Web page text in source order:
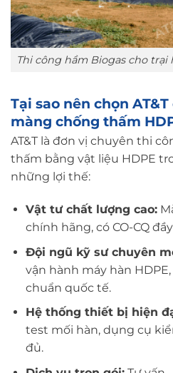
Thi công hầm Biogas cho trại
Tại sao nên chọn
màng chống thấm
AT&T là đơn vị chuyên thi
thấm bằng vật liệu HDPE
những lợi thế:
Vật tư chất lượng cao:
chính hãng, có CO-CQ
Đội ngũ kỹ sư chuyên
vận hành máy hàn
chuẩn quốc tế.
Hệ thống thiết bị hiện
test mối hàn, dụng cụ
đủ.